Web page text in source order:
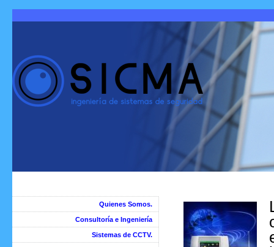
Quienes Somos.
Consultoría e Ingeniería
Sistemas de CCTV.